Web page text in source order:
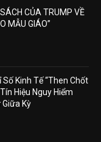
CỦA TRUMP VỀ
MẪU GIÁO”
Kinh Tế “Then Chốt
Hiệu Nguy Hiểm
Kỳ